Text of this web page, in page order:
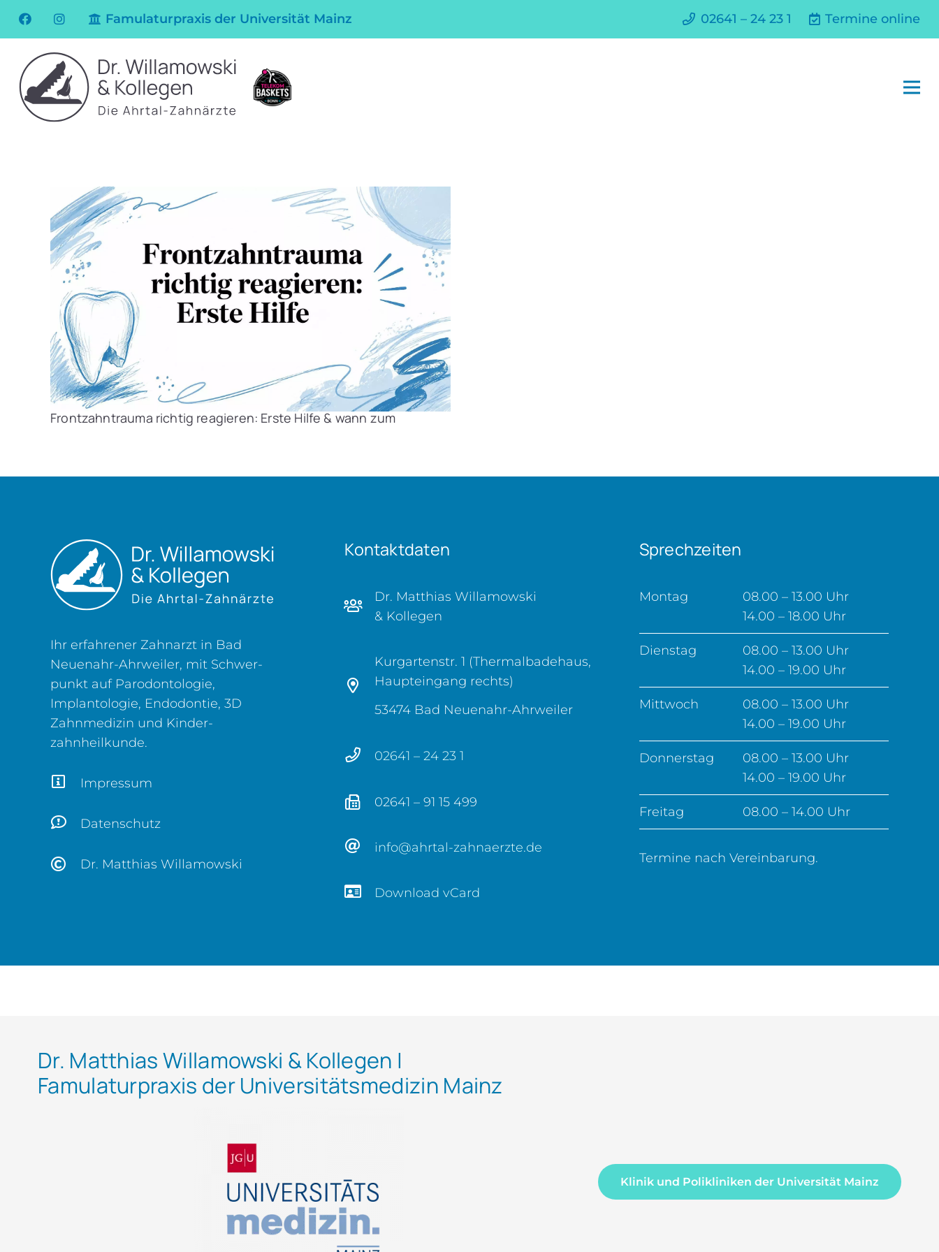
Famulaturpraxis der Universität Mainz 02641 – 24 23 1 Termine online
Frontzahntrauma richtig reagieren: Erste Hilfe & wann zum
Ihr erfahrener Zahnarzt in Bad
Neuenahr-Ahrweiler, mit Schwer­
punkt auf Parodontologie,
Implantologie, Endodontie, 3D
Zahn­medizin und Kinder­
zahnheilkunde.
Impressum
Datenschutz
Dr. Matthias Willamowski
Kontaktdaten
Dr. Matthias Willamowski
& Kollegen
Kurgartenstr. 1 (Thermalbadehaus,
Haupteingang rechts)
53474 Bad Neuenahr-Ahrweiler
02641 – 24 23 1
02641 – 91 15 499
info@ahrtal-zahnaerzte.de
Download vCard
Sprechzeiten
Montag
08.00 – 13.00 Uhr
14.00 – 18.00 Uhr
Dienstag
08.00 – 13.00 Uhr
14.00 – 19.00 Uhr
Mittwoch
08.00 – 13.00 Uhr
14.00 – 19.00 Uhr
Donnerstag
08.00 – 13.00 Uhr
14.00 – 19.00 Uhr
Freitag 08.00 – 14.00 Uhr
Termine nach Vereinbarung.
Dr. Matthias Willamowski & Kollegen |
Famulaturpraxis der Universitätsmedizin Mainz
Klinik und Polikliniken der Universität Mainz